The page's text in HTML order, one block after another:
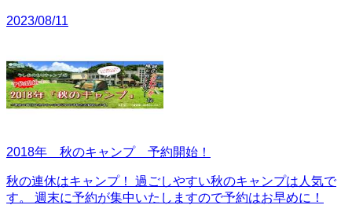
2023/08/11
2018年 秋のキャンプ 予約開始！
秋の連休はキャンプ！ 過ごしやすい秋のキャンプは人気で
す。 週末に予約が集中いたしますので予約はお早めに！